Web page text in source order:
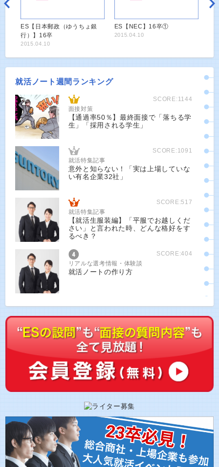
ES【日本郵政（ゆうちょ銀
行）】16卒
2015.04.10
ES【NEC】16卒①
2015.04.10
就活ノート週間ランキング
SCORE:1144
面接対策
【通過率50％】最終面接で「落ちる学
生」「採用される学生」
SCORE:1091
就活特集記事
意外と知らない！「実は上場していな
い有名企業32社」
SCORE:517
就活特集記事
【就活生服装編】「平服でお越しくだ
さい」と言われた時、どんな格好をす
るべき？
SCORE:404
リアルな選考情報・体験談
就活ノートの作り方